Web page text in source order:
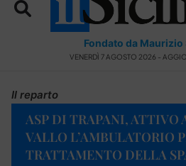
Fondato da Maurizio
VENERDÌ 7 AGOSTO 2026 -
Il reparto
ASP DI TRAPANI, ATTIVO
VALLO L’AMBULATORIO
TRATTAMENTO DELLA